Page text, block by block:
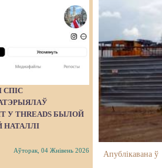
СПІС
THREADS БЫЛОЙ
НАТАЛЛІ
Аўторак, 04 Жнівень 2026 Апублікавана ў